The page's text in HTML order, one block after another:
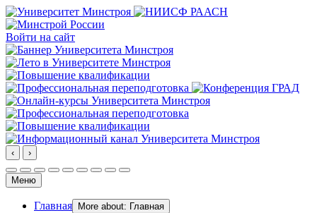
Войти на сайт
‹ ›
Меню
Главная More about: Главная